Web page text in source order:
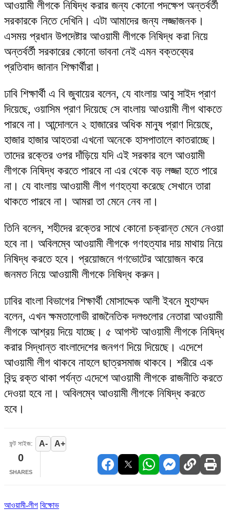
আওয়ামী লীগকে নিষিদ্ধ করার জন্য কোনো পদক্ষেপ অন্তর্বর্তী
সরকারকে নিতে দেখিনি। এটা আমাদের জন্য লজ্জাজনক।
এসময় প্রধান উপদেষ্টার আওয়ামী লীগকে নিষিদ্ধ করা নিয়ে
অন্তর্বর্তী সরকারের কোনো ভাবনা নেই এমন বক্তব্যের
প্রতিবাদ জানান শিক্ষার্থীরা।
ঢাবি শিক্ষার্থী এ বি জুবায়ের বলেন, যে বাংলায় আবু সাইদ প্রাণ
দিয়েছে, ওয়াসিম প্রাণ দিয়েছে সে বাংলায় আওয়ামী লীগ থাকতে
পারবে না। আন্দোলনে ২ হাজারের অধিক মানুষ প্রাণ দিয়েছে,
হাজার হাজার আহতরা এখনো অনেকে হাসপাতালে কাতরাচ্ছে।
তাদের রক্তের ওপর দাঁড়িয়ে যদি এই সরকার বলে আওয়ামী
লীগকে নিষিদ্ধ করতে পারবে না এর থেকে বড় লজ্জা হতে পারে
না। যে বাংলায় আওয়ামী লীগ গণহত্যা করেছে সেখানে তারা
থাকতে পারবে না। আমরা তা মেনে নেব না।
তিনি বলেন, শহীদের রক্তের সাথে কোনো চক্রান্ত মেনে নেওয়া
হবে না। অবিলম্বে আওয়ামী লীগকে গণহত্যার দায় মাথায় নিয়ে
নিষিদ্ধ করতে হবে। প্রয়োজনে গণভোটের আয়োজন করে
জনমত নিয়ে আওয়ামী লীগকে নিষিদ্ধ করুন।
ঢাবির বাংলা বিভাগের শিক্ষার্থী মোসাদ্দেক আলী ইবনে মুহাম্মদ
বলেন, এখন ক্ষমতালোভী রাজনৈতিক দলগুলোর নেতারা আওয়ামী
লীগকে আশ্রয় দিয়ে যাচ্ছে। ৫ আগস্ট আওয়ামী লীগকে নিষিদ্ধ
করার সিদ্ধান্ত বাংলাদেশের জনগণ দিয়ে দিয়েছে। এদেশে
আওয়ামী লীগ থাকবে নাহলে ছাত্রসমাজ থাকবে। শরীরে এক
বিন্দু রক্ত থাকা পর্যন্ত এদেশে আওয়ামী লীগকে রাজনীতি করতে
দেওয়া হবে না। অবিলম্বে আওয়ামী লীগকে নিষিদ্ধ করতে
হবে।
ফন্ট সাইজ: A- A+
0
SHARES
আওয়ামী-লীগ বিক্ষোভ